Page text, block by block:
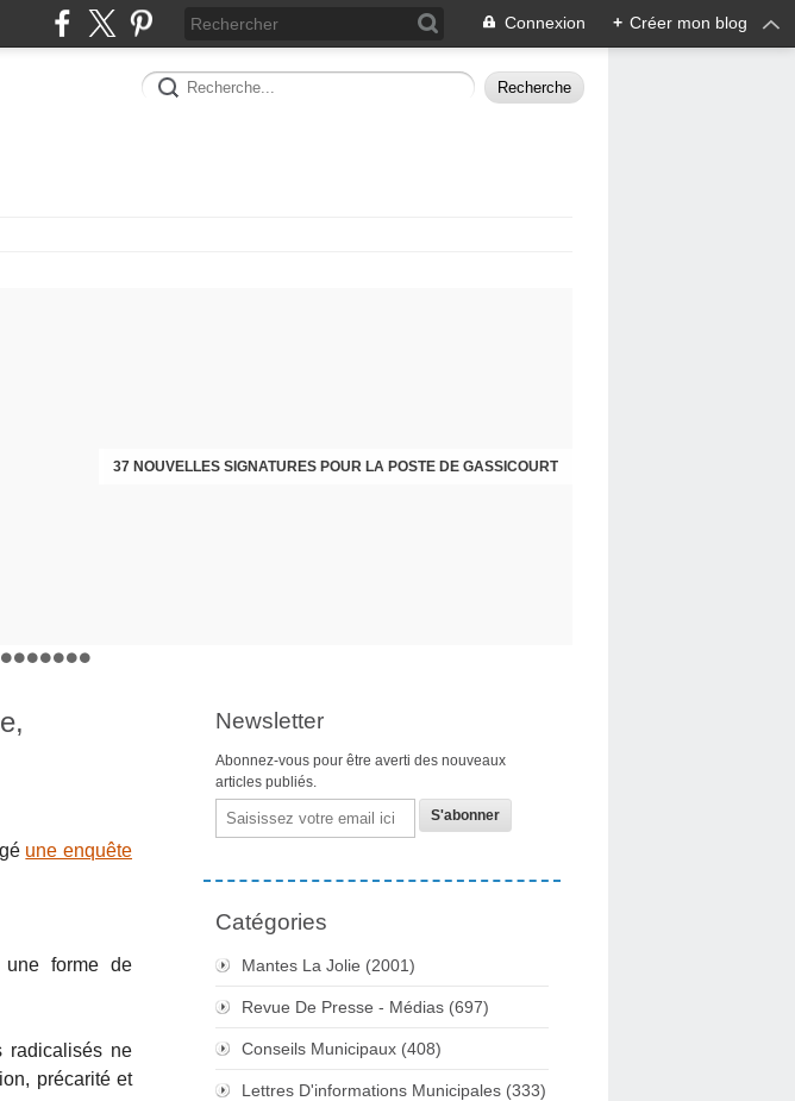
Connexion + Créer mon blog
37 NOUVELLES SIGNATURES POUR LA POSTE DE GASSICOURT
DIMANCHE 25 JANVIER, JE VOUS INVITE
une enquête
une forme de
radicalisés ne
précarité et
Newsletter
Abonnez-vous pour être averti des nouveaux
articles publiés.
Email
Catégories
Mantes La Jolie (2001)
Revue De Presse - Médias (697)
Conseils Municipaux (408)
Lettres D'informations Municipales (333)